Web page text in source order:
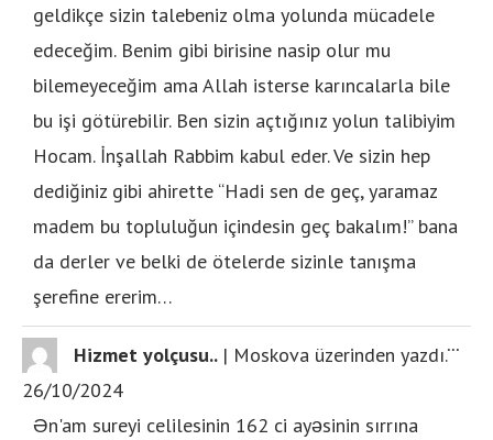
geldikçe sizin talebeniz olma yolunda mücadele
edeceğim. Benim gibi birisine nasip olur mu
bilemeyeceğim ama Allah isterse karıncalarla bile
bu işi götürebilir. Ben sizin açtığınız yolun talibiyim
Hocam. İnşallah Rabbim kabul eder. Ve sizin hep
dediğiniz gibi ahirette “Hadi sen de geç, yaramaz
madem bu topluluğun içindesin geç bakalım!” bana
da derler ve belki de ötelerde sizinle tanışma
şerefine ererim…
Hizmet yolçusu.. | Moskova üzerinden yazdı.
26/10/2024
Ən'am sureyi celilesinin 162 ci ayəsinin sırrına
...